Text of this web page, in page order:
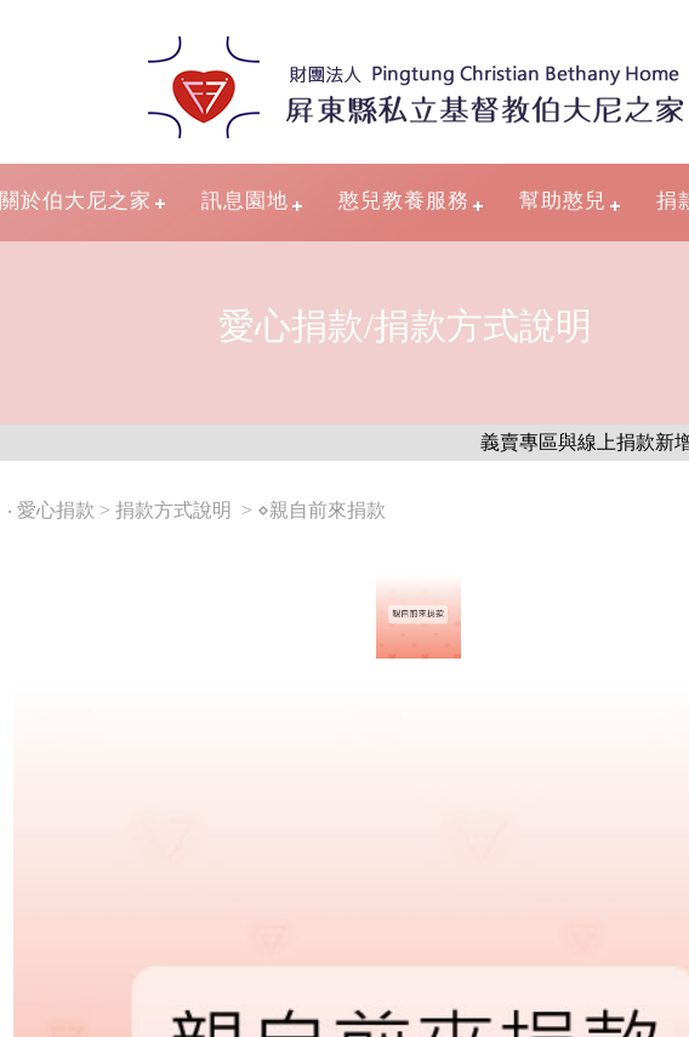
關於伯大尼之家 訊息園地 憨兒教養服務 幫助憨兒 捐
愛心捐款/捐款方式說明
義賣專區與線上捐款新增刷
‧ 愛心捐款 > 捐款方式說明 > ⋄親自前來捐款